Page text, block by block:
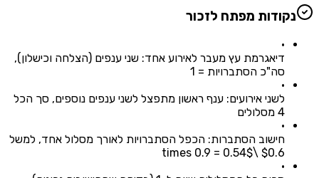
מפתח לזכור
דיאגרמת עץ מעבר לאירוע אחד: שני ענפים (הצלחה וכישלון),
סה"כ הסתברויות = 1
לשני אירועים: ענף ראשון מתפצל לשני ענפים נוספים, סך הכל
חישוב הסתברות: הכפל הסתברויות לאורך מסלול אחד, למשל